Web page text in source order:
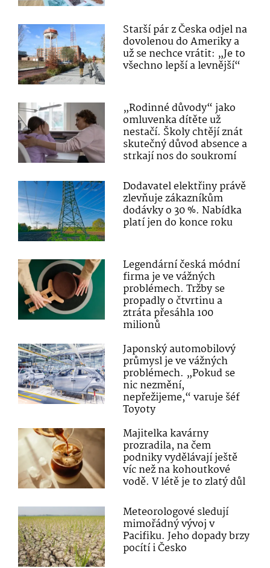
Starší pár z Česka odjel na
dovolenou do Ameriky a
už se nechce vrátit: „Je to
všechno lepší a levnější“
„Rodinné důvody“ jako
omluvenka dítěte už
nestačí. Školy chtějí znát
skutečný důvod absence a
strkají nos do soukromí
Dodavatel elektřiny právě
zlevňuje zákazníkům
dodávky o 30 %. Nabídka
platí jen do konce roku
Legendární česká módní
firma je ve vážných
problémech. Tržby se
propadly o čtvrtinu a
ztráta přesáhla 100
milionů
Japonský automobilový
průmysl je ve vážných
problémech. „Pokud se
nic nezmění,
nepřežijeme,“ varuje šéf
Toyoty
Majitelka kavárny
prozradila, na čem
podniky vydělávají ještě
víc než na kohoutkové
vodě. V létě je to zlatý důl
Meteorologové sledují
mimořádný vývoj v
Pacifiku. Jeho dopady brzy
pocítí i Česko